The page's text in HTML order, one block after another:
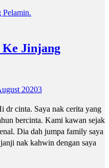
Jinjang
20203
dr cinta. Saya nak cerita yang
bercinta. Kami kawan sejak
Dia dah jumpa family saya
nak kahwin dengan saya